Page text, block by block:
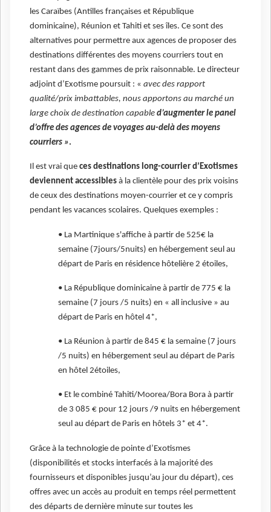
les Caraïbes (Antilles françaises et République
dominicaine), Réunion et Tahiti et ses îles. Ce sont des
alternatives pour permettre aux agences de proposer des
destinations différentes des moyens courriers tout en
restant dans des gammes de prix raisonnable. Le directeur
adjoint d’Exotisme poursuit : « avec des rapport
qualité/prix imbattables, nous apportons au marché un
large choix de destination capable d’augmenter le panel
d’offre des agences de voyages au-delà des moyens
courriers ».
Il est vrai que ces destinations long-courrier d’Exotismes
deviennent accessibles à la clientèle pour des prix voisins
de ceux des destinations moyen-courrier et ce y compris
pendant les vacances scolaires. Quelques exemples :
• La Martinique s'affiche à partir de 525€ la
semaine (7jours/5nuits) en hébergement seul au
départ de Paris en résidence hôtelière 2 étoiles,
• La République dominicaine à partir de 775 € la
semaine (7 jours /5 nuits) en « all inclusive » au
départ de Paris en hôtel 4*,
• La Réunion à partir de 845 € la semaine (7 jours
/5 nuits) en hébergement seul au départ de Paris
en hôtel 2étoiles,
• Et le combiné Tahiti/Moorea/Bora Bora à partir
de 3 085 € pour 12 jours /9 nuits en hébergement
seul au départ de Paris en hôtels 3* et 4*.
Grâce à la technologie de pointe d’Exotismes
(disponibilités et stocks interfacés à la majorité des
fournisseurs et disponibles jusqu’au jour du départ), ces
offres avec un accès au produit en temps réel permettent
des départs de dernière minute sur toutes les